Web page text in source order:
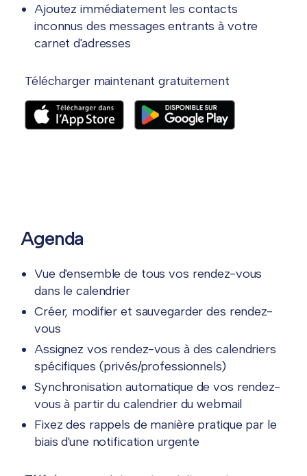
Ajoutez immédiatement les contacts
inconnus des messages entrants à votre
carnet d'adresses
Télécharger maintenant gratuitement
Agenda
Vue d'ensemble de tous vos rendez-vous
dans le calendrier
Créer, modifier et sauvegarder des rendez-
vous
Assignez vos rendez-vous à des calendriers
spécifiques (privés/professionnels)
Synchronisation automatique de vos rendez-
vous à partir du calendrier du webmail
Fixez des rappels de manière pratique par le
biais d'une notification urgente